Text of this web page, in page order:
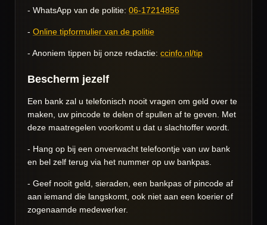
- WhatsApp van de politie: 06-17214856
- Online tipformulier van de politie
- Anoniem tippen bij onze redactie: ccinfo.nl/tip
Bescherm jezelf
Een bank zal u telefonisch nooit vragen om geld over te
maken, uw pincode te delen of spullen af te geven. Met
deze maatregelen voorkomt u dat u slachtoffer wordt.
- Hang op bij een onverwacht telefoontje van uw bank
en bel zelf terug via het nummer op uw bankpas.
- Geef nooit geld, sieraden, een bankpas of pincode af
aan iemand die langskomt, ook niet aan een koerier of
zogenaamde medewerker.